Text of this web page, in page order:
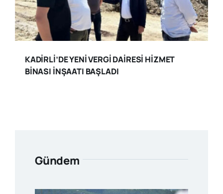
KADİRLİ’DE YENİ VERGİ DAİRESİ HİZMET
BİNASI İNŞAATI BAŞLADI
Gündem